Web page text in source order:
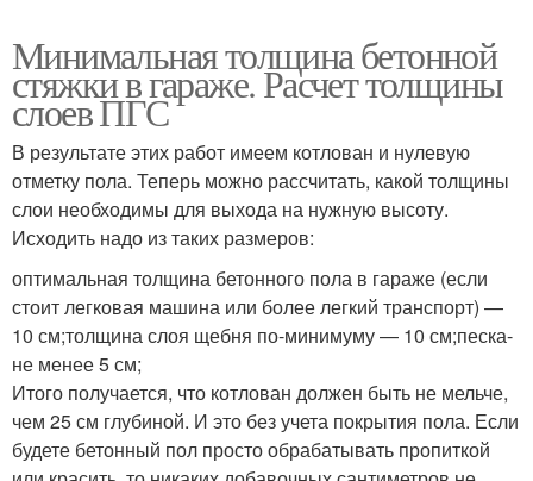
Минимальная толщина бетонной
стяжки в гараже. Расчет толщины
слоев ПГС
В результате этих работ имеем котлован и нулевую
отметку пола. Теперь можно рассчитать, какой толщины
слои необходимы для выхода на нужную высоту.
Исходить надо из таких размеров:
оптимальная толщина бетонного пола в гараже (если
стоит легковая машина или более легкий транспорт) —
10 см;толщина слоя щебня по-минимуму — 10 см;песка-
не менее 5 см;
Итого получается, что котлован должен быть не мельче,
чем 25 см глубиной. И это без учета покрытия пола. Если
будете бетонный пол просто обрабатывать пропиткой